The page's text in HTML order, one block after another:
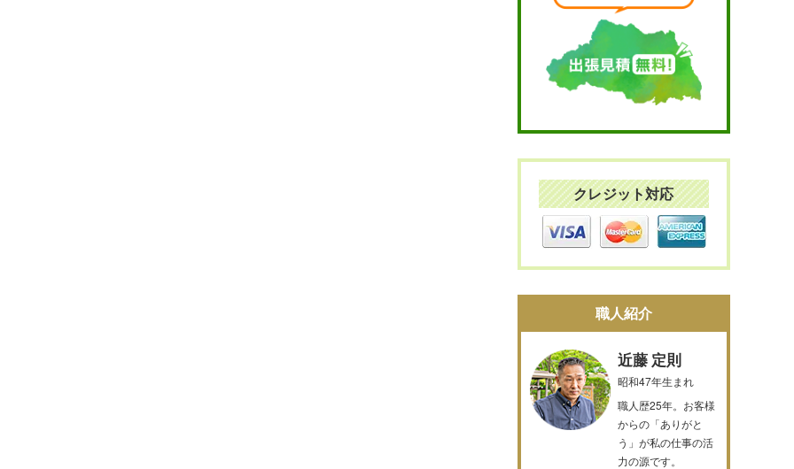
クレジット対応
職人紹介
近藤 定則
昭和47年生まれ
職人歴25年。お客様
からの「ありがと
う」が私の仕事の活
力の源です。